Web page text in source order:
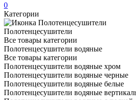
0
Категории
Полотенцесушители
Все товары категории
Полотенцесушители водяные
Все товары категории
Полотенцесушители водяные хром
Полотенцесушители водяные черные
Полотенцесушители водяные белые
Полотенцесушители водяные